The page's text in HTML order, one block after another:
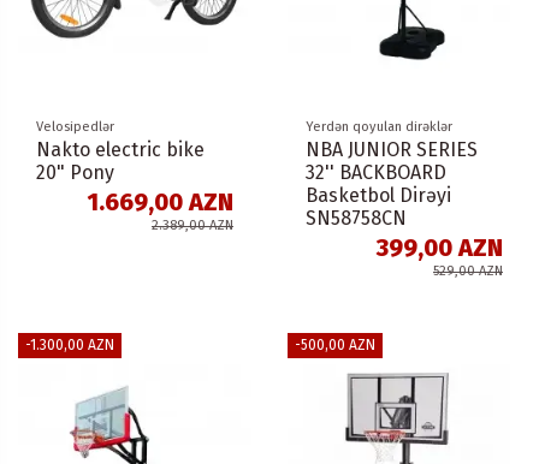
Velosipedlər
Nakto electric bike
20" Pony
1.669,00 AZN
2.389,00 AZN
Yerdən qoyulan dirəklər
NBA JUNIOR SERIES
32'' BACKBOARD
Basketbol Dirəyi
SN58758CN
399,00 AZN
529,00 AZN
-1.300,00 AZN -500,00 AZN